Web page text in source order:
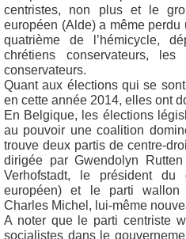
centristes, non plus et le
européen (Alde) a même perdu
quatrième de l’hémicycle,
chrétiens conservateurs,
conservateurs.
Quant aux élections qui se
en cette année 2014, elles ont
En Belgique, les élections
au pouvoir une coalition
trouve deux partis de centre-
dirigée par Gwendolyn
Verhofstadt, le président du
européen) et le parti wallon
Charles Michel, lui-même
A noter que le parti centriste
socialistes dans le